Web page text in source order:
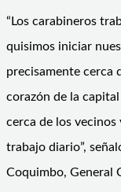
“Los carabineros
quisimos iniciar
precisamente cerca
corazón de la
cerca de los
trabajo diario”,
Coquimbo, General